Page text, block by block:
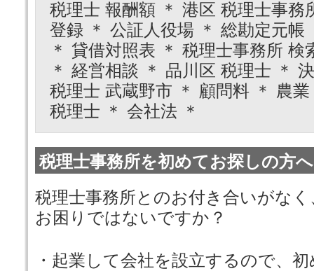
税理士 報酬額 ＊ 港区 税理士事務
登録 ＊ 公証人役場 ＊ 総勘定元帳
＊ 貸借対照表 ＊ 税理士事務所
＊ 経営相談 ＊ 品川区 税理士 ＊
税理士 武蔵野市 ＊ 顧問料 ＊ 農
税理士 ＊ 会社法 ＊
税理士事務所を初めてお探しの方へ
税理士事務所とのお付き合いがな
お困りではないですか？
・起業して会社を設立するので、